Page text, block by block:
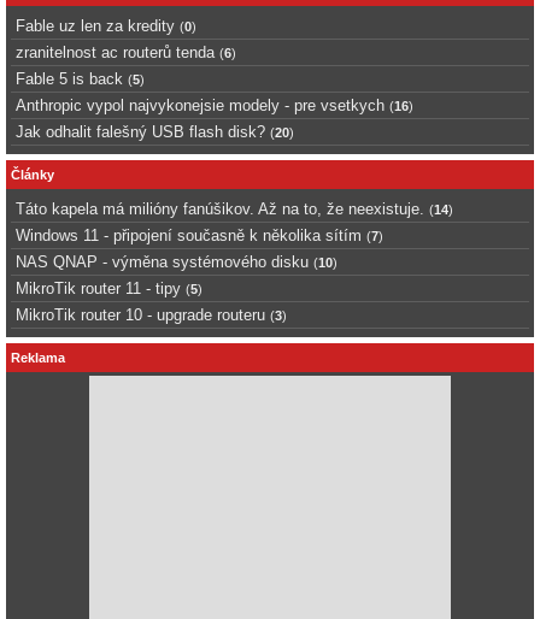
Fable uz len za kredity (0)
zranitelnost ac routerů tenda (6)
Fable 5 is back (5)
Anthropic vypol najvykonejsie modely - pre vsetkych (16)
Jak odhalit falešný USB flash disk? (20)
Články
Táto kapela má milióny fanúšikov. Až na to, že neexistuje. (14)
Windows 11 - připojení současně k několika sítím (7)
NAS QNAP - výměna systémového disku (10)
MikroTik router 11 - tipy (5)
MikroTik router 10 - upgrade routeru (3)
Reklama